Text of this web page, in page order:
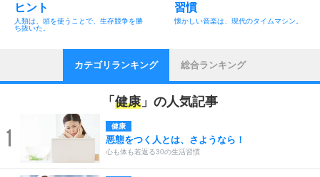
ヒント
人類は、頭を使うことで、生存競争を勝
ち抜いた。
習慣
懐かしい音楽は、現代のタイムマシン。
カテゴリランキング 総合ランキング
「 健康」の人気記事
1 健康
悪態をつく人とは、さようなら！
心も体も若返る30の生活習慣